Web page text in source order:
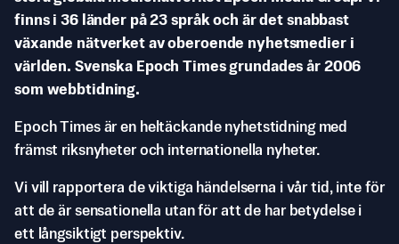
finns i 36 länder på 23 språk och är det snabbast
växande nätverket av oberoende nyhetsmedier i
världen. Svenska Epoch Times grundades år 2006
som webbtidning.
Epoch Times är en heltäckande nyhetstidning med
främst riksnyheter och internationella nyheter.
Vi vill rapportera de viktiga händelserna i vår tid, inte för
att de är sensationella utan för att de har betydelse i
ett långsiktigt perspektiv.